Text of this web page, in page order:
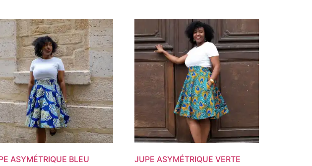
ASYMÉTRIQUE BLEU JUPE ASYMÉTRIQUE VERTE